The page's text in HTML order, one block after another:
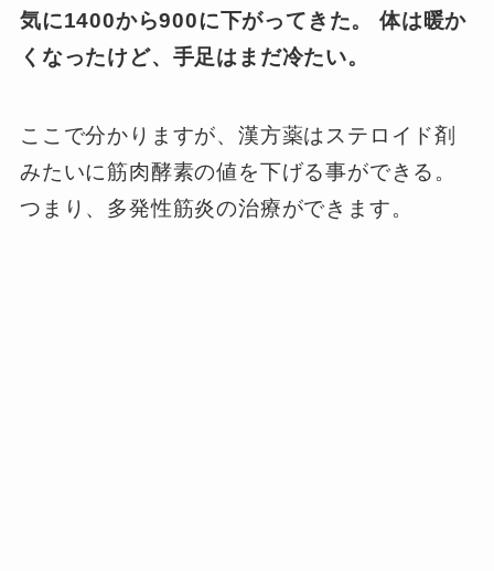
気に1400から900に下がってきた。 体は暖か
くなったけど、手足はまだ冷たい。
ここで分かりますが、漢方薬はステロイド剤
みたいに筋肉酵素の値を下げる事ができる。
つまり、多発性筋炎の治療ができます。